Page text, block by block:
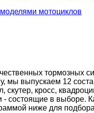
мотоциклов
тормозных
мы выпускаем 12
скутер, кросс,
- состоящие в выборе.
ниже для